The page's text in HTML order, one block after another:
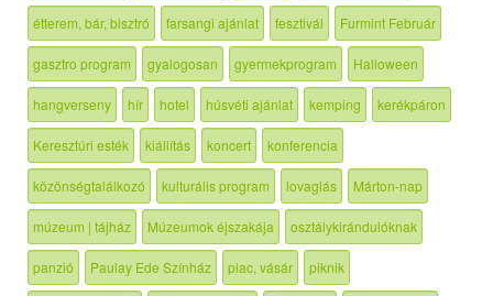
étterem, bár, bisztró farsangi ajánlat fesztivál Furmint Február
gasztro program gyalogosan gyermekprogram Halloween
hangverseny hír hotel húsvéti ajánlat kemping kerékpáron
Keresztúri esték kiállítás koncert konferencia
közönségtalálkozó kulturális program lovaglás Márton-nap
múzeum | tájház Múzeumok éjszakája osztálykirándulóknak
panzió Paulay Ede Színház piac, vásár piknik